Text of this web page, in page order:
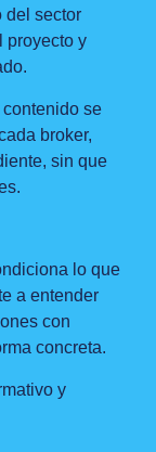
del sector
proyecto y
se
broker,
sin que
lo que
a entender
con
concreta.
y